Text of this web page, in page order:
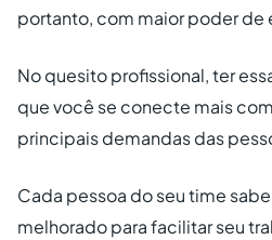
portanto, com maior poder de
No quesito profissional, ter
que você se conecte mais
principais demandas das
Cada pessoa do seu time
melhorado para facilitar seu